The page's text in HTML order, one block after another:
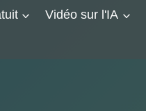
Vidéo sur l'IA